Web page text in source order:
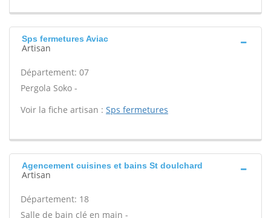
Sps fermetures Aviac
Artisan
Département: 07
Pergola Soko -
Voir la fiche artisan : Sps fermetures
Agencement cuisines et bains St doulchard
Artisan
Département: 18
Salle de bain clé en main -